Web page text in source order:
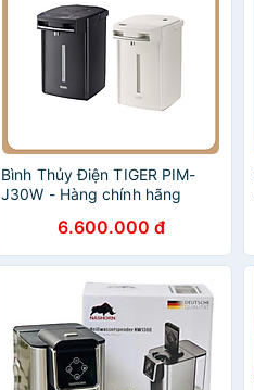
Bình Thủy Điện TIGER PIM-
J30W - Hàng chính hãng
6.600.000 đ